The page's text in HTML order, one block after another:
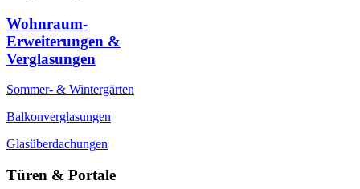
Wohnraum-
Erweiterungen &
Verglasungen
Sommer- & Wintergärten
Balkonverglasungen
Glasüberdachungen
Türen & Portale